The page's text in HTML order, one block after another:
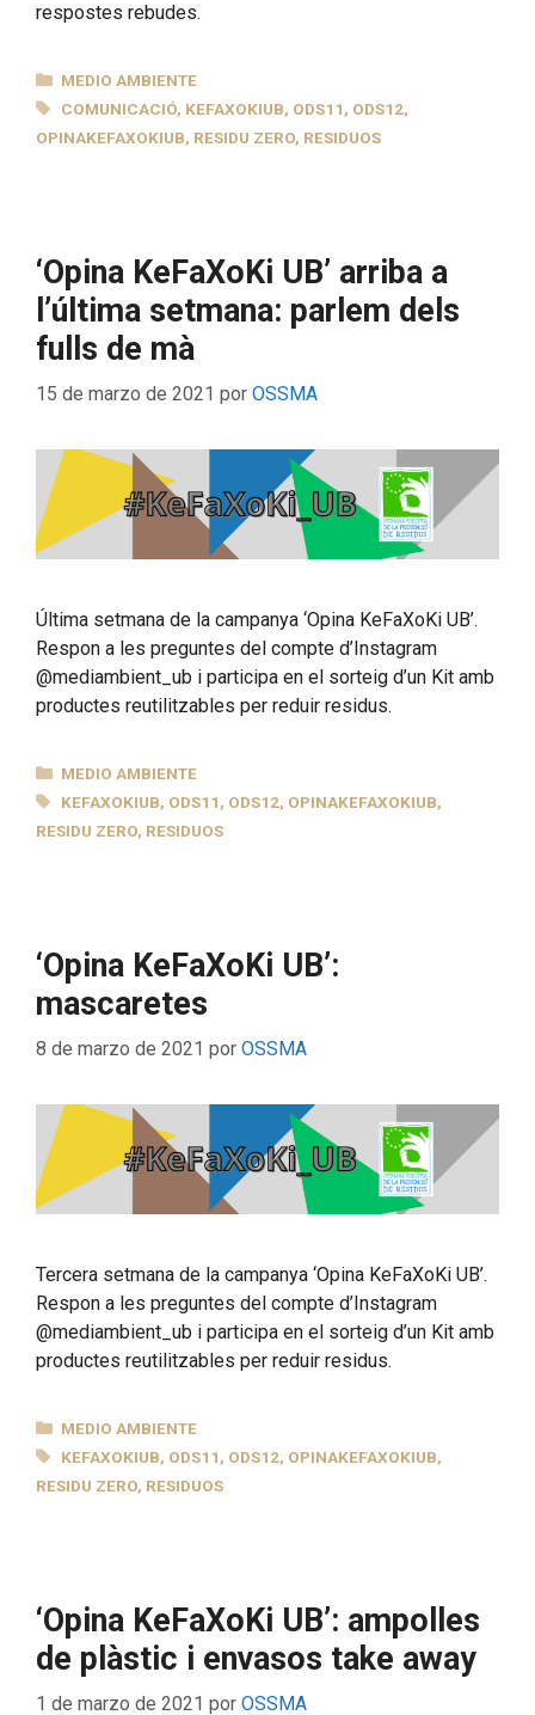
respostes rebudes.
CATEGORÍAS
MEDIO AMBIENTE
ETIQUETAS
COMUNICACIÓ, KEFAXOKIUB, ODS11, ODS12,
OPINAKEFAXOKIUB, RESIDU ZERO, RESIDUOS
‘Opina KeFaXoKi UB’ arriba a
l’última setmana: parlem dels
fulls de mà
15 de marzo de 2021 por OSSMA
Última setmana de la campanya ‘Opina KeFaXoKi UB’.
Respon a les preguntes del compte d’Instagram
@mediambient_ub i participa en el sorteig d’un Kit amb
productes reutilitzables per reduir residus.
CATEGORÍAS
MEDIO AMBIENTE
ETIQUETAS
KEFAXOKIUB, ODS11, ODS12, OPINAKEFAXOKIUB,
RESIDU ZERO, RESIDUOS
‘Opina KeFaXoKi UB’:
mascaretes
8 de marzo de 2021 por OSSMA
Tercera setmana de la campanya ‘Opina KeFaXoKi UB’.
Respon a les preguntes del compte d’Instagram
@mediambient_ub i participa en el sorteig d’un Kit amb
productes reutilitzables per reduir residus.
CATEGORÍAS
MEDIO AMBIENTE
ETIQUETAS
KEFAXOKIUB, ODS11, ODS12, OPINAKEFAXOKIUB,
RESIDU ZERO, RESIDUOS
‘Opina KeFaXoKi UB’: ampolles
de plàstic i envasos take away
1 de marzo de 2021 por OSSMA